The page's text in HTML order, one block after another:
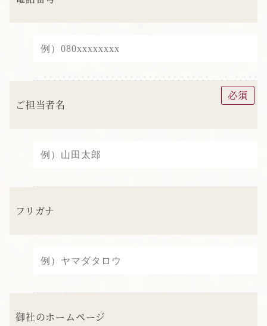
ご担当者名
必須
フリガナ
御社のホームページ